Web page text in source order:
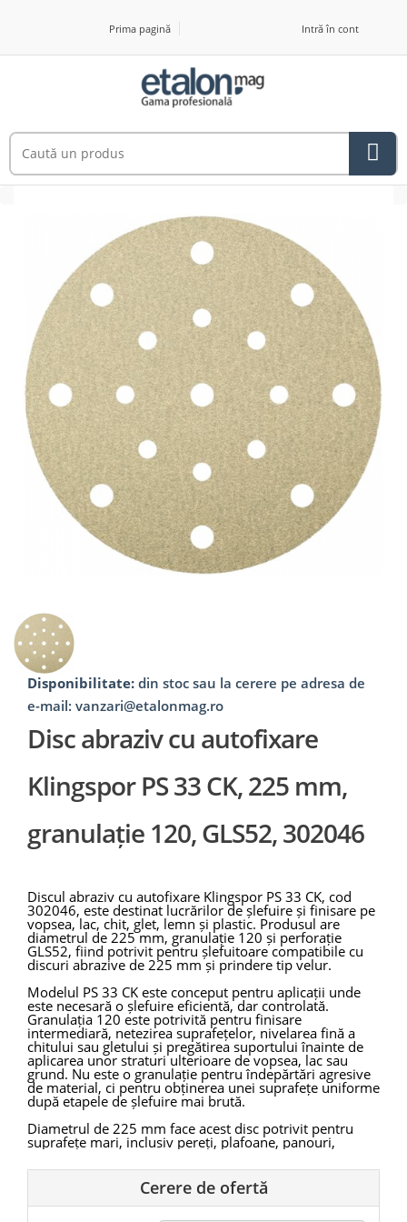
Prima pagină Intră în cont
Disponibilitate: din stoc sau la cerere pe adresa de
e-mail: vanzari@etalonmag.ro
Disc abraziv cu autofixare
Klingspor PS 33 CK, 225 mm,
granulație 120, GLS52, 302046
Discul abraziv cu autofixare Klingspor PS 33 CK, cod
302046, este destinat lucrărilor de șlefuire și finisare pe
vopsea, lac, chit, glet, lemn și plastic. Produsul are
diametrul de 225 mm, granulație 120 și perforație
GLS52, fiind potrivit pentru șlefuitoare compatibile cu
discuri abrazive de 225 mm și prindere tip velur.
Modelul PS 33 CK este conceput pentru aplicații unde
este necesară o șlefuire eficientă, dar controlată.
Granulația 120 este potrivită pentru finisare
intermediară, netezirea suprafețelor, nivelarea fină a
chitului sau gletului și pregătirea suportului înainte de
aplicarea unor straturi ulterioare de vopsea, lac sau
grund. Nu este o granulație pentru îndepărtări agresive
de material, ci pentru obținerea unei suprafețe uniforme
după etapele de șlefuire mai brută.
Diametrul de 225 mm face acest disc potrivit pentru
suprafețe mari, inclusiv pereți, plafoane, panouri,
pregătite pentru finisare. Suprafața mare de contact
ajută la acoperirea rapidă a zonelor ample și la
menținerea unei șlefuiri uniforme.
Cerere de ofertă